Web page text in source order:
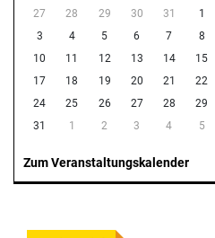
27
28 29 30 31 1
3
4 5 6 7 8
10
11 12 13 14 15
17
18 19 20 21 22
24
25 26 27 28 29
31
1 2 3 4 5
Zum Veranstaltungskalender